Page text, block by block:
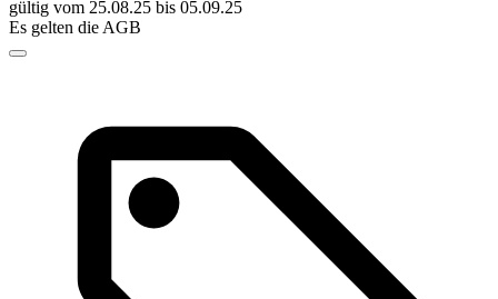
gültig vom 25.08.25 bis 05.09.25
Es gelten die AGB